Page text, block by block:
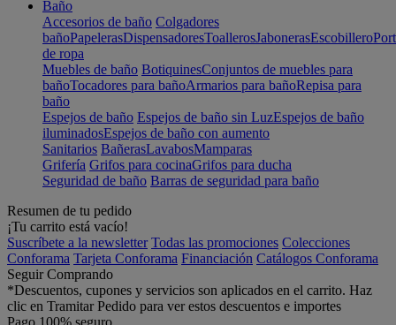
Baño
Accesorios de baño Colgadores
bañoPapelerasDispensadoresToallerosJabonerasEscobillero
de ropa
Muebles de baño BotiquinesConjuntos de muebles para
bañoTocadores para bañoArmarios para bañoRepisa para
baño
Espejos de baño Espejos de baño sin LuzEspejos de baño
iluminadosEspejos de baño con aumento
Sanitarios BañerasLavabosMamparas
Grifería Grifos para cocinaGrifos para ducha
Seguridad de baño Barras de seguridad para baño
Resumen de tu pedido
¡Tu carrito está vacío!
Suscríbete a la newsletter Todas las promociones Colecciones
Conforama Tarjeta Conforama Financiación Catálogos Conforama
Seguir Comprando
*Descuentos, cupones y servicios son aplicados en el carrito. Haz
clic en Tramitar Pedido para ver estos descuentos e importes
Pago 100% seguro